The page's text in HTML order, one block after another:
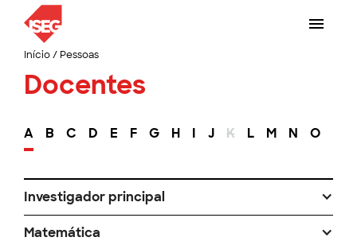
Início/ Pessoas
Docentes
A B C D E F G H I J K L M N O
Investigador principal
Matemática